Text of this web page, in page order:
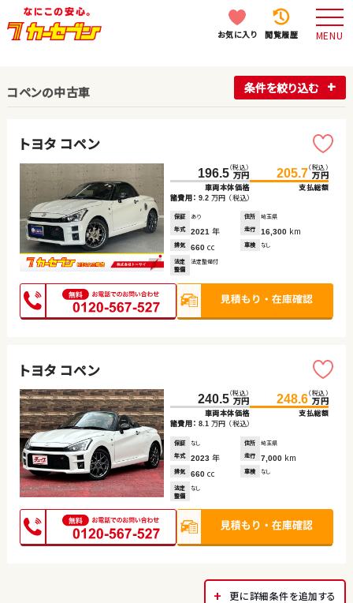
お気に入り 閲覧履歴 MENU
コペンの中古車 条件を絞り込む
トヨタ コペン
196.5（税込）
万円
車両本体価格
205.7（税込）
万円
支払総額
諸費用： 9.2 万円 （税込）
保証 あり 住所
埼玉県
年式
2021 年 走行 16,300 km
排気 660 cc 車検 なし
法定
整備
法定整備付
トヨタ コペン
240.5（税込）
万円
車両本体価格
248.6（税込）
万円
支払総額
諸費用： 8.1 万円 （税込）
保証 なし 住所
埼玉県
年式
2023 年 走行 7,000 km
排気 660 cc 車検 なし
法定
整備
なし
更に詳細条件を追加する